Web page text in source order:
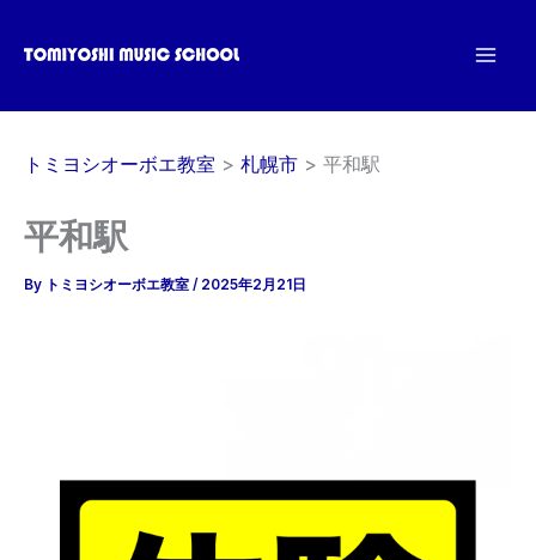
ス
トミヨシオーボエ教室 札幌市 平和駅
平和駅
By トミヨシオーボエ教室 / 2025年2月21日